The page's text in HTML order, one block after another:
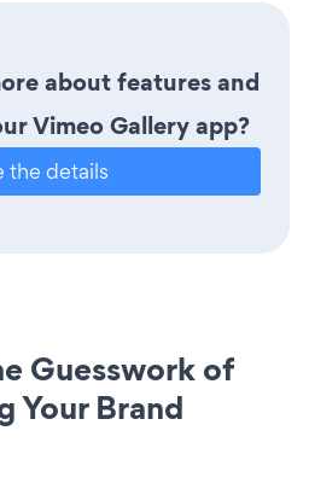
about features and
Vimeo Gallery app?
the details
Guesswork of
Your Brand